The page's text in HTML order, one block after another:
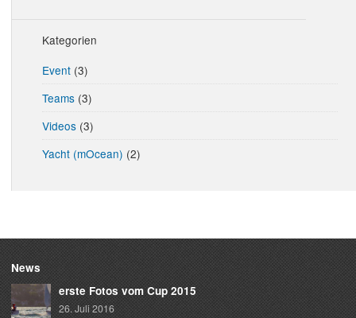
Kategorien
Event(3)
Teams(3)
Videos(3)
Yacht (mOcean) (2)
News
erste Fotos vom Cup 2015
26. Juli 2016